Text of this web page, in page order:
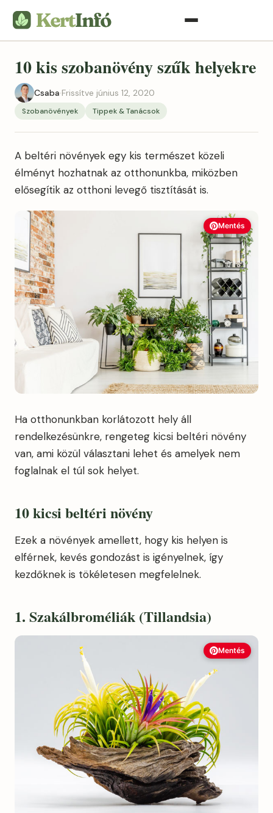
10 kis szobanövény szűk helyekre
Csaba·Frissítve június 12, 2020
Szobanövények Tippek & Tanácsok
A beltéri növények egy kis természet közeli
élményt hozhatnak az otthonunkba, miközben
elősegítik az otthoni levegő tisztítását is.
Mentés
Ha otthonunkban korlátozott hely áll
rendelkezésünkre, rengeteg kicsi beltéri növény
van, ami közül választani lehet és amelyek nem
foglalnak el túl sok helyet.
10 kicsi beltéri növény
Ezek a növények amellett, hogy kis helyen is
elférnek, kevés gondozást is igényelnek, így
kezdőknek is tökéletesen megfelelnek.
1. Szakálbroméliák (Tillandsia)
Mentés